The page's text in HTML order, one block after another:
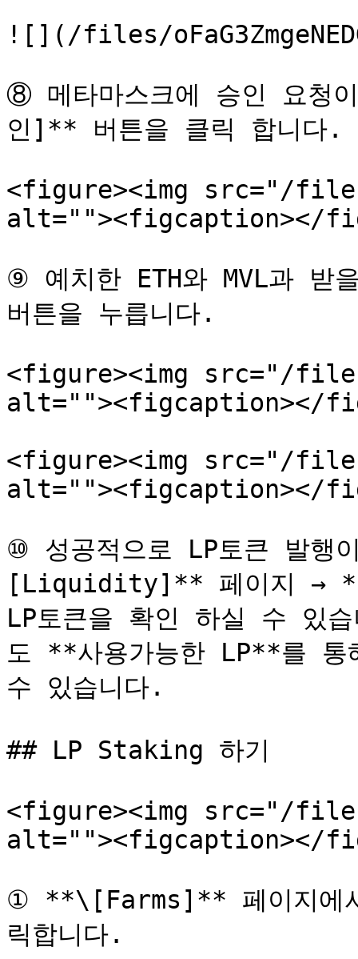
![](/files/
⑧ 메타마스크에 승인 요
인]** 버튼을 클릭 합니다.
<figure><img src="/files/
alt=""><figcaption></
⑨ 예치한 ETH와 MVL과
버튼을 누릅니다.
<figure><img src="/files/
alt=""><figcaption></
<figure><img src="/files/
alt=""><figcaption></
⑩ 성공적으로 LP토큰 발행
[Liquidity]** 페이지 → **
LP토큰을 확인 하실 수 있
도 **사용가능한 LP**를 통
수 있습니다.
## LP Staking 하기
<figure><img src="/files/
alt=""><figcaption></
① **\[Farms]** 페이지에
릭합니다.